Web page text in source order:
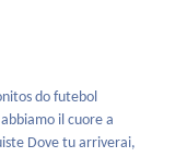
do futebol